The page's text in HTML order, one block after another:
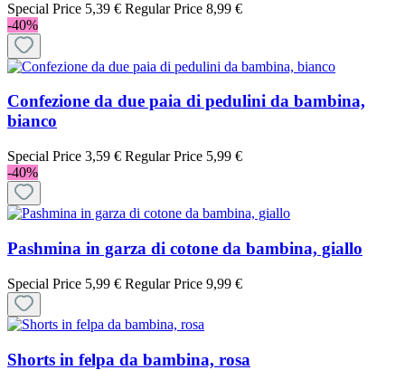
Special Price 5,39 € Regular Price 8,99 €
-40%
Confezione da due paia di pedulini da bambina,
bianco
Special Price 3,59 € Regular Price 5,99 €
-40%
Pashmina in garza di cotone da bambina, giallo
Special Price 5,99 € Regular Price 9,99 €
Shorts in felpa da bambina, rosa